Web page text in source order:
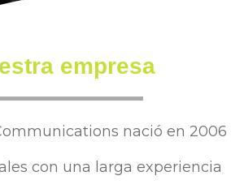
empresa
nació en 2006
con una larga experiencia